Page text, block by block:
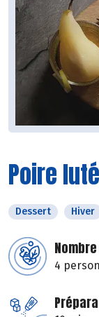
Poire
Dessert Hiver
4